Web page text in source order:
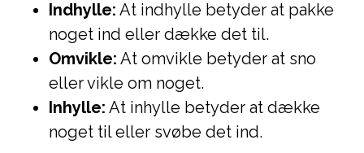
Indhylle: At indhylle betyder at pakke
noget ind eller dække det til.
Omvikle: At omvikle betyder at sno
eller vikle om noget.
Inhylle: At inhylle betyder at dække
noget til eller svøbe det ind.